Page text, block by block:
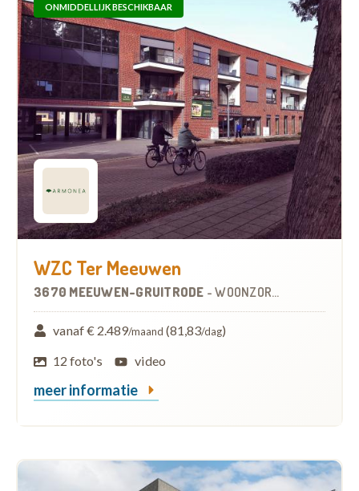
ONMIDDELLIJK BESCHIKBAAR
WZC Ter Meeuwen
3670 MEEUWEN-GRUITRODE -WOONZORGCENTRUM (WZC)
vanaf € 2.489/maand (81,83/dag)
12 foto's
video
meer informatie